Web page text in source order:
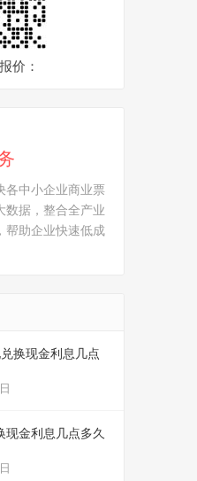
价：
各中小企业商业票
数据，整合全产业
帮助企业快速低成
换现金利息几点
现金利息几点多久